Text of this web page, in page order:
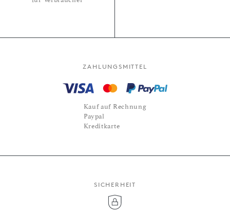
ZAHLUNGSMITTEL
Kauf auf Rechnung
Paypal
Kreditkarte
SICHERHEIT